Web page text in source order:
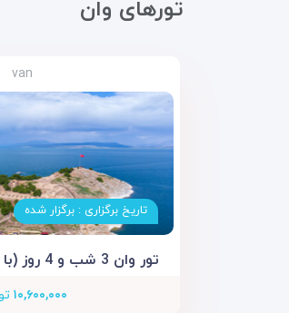
تور‌های وان
van
تاریخ برگزاری : برگزار شده
تور وان 3 شب و 4 روز (با قطار غیر مستقیم)
۱۰,۶۰۰,۰۰۰